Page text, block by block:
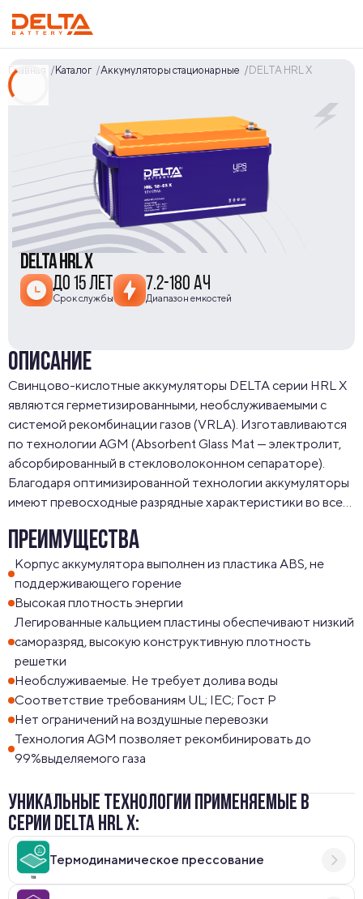
Главная Каталог Аккумуляторы стационарные DELTA HRL X
DELTA HRL X
ДО 15 ЛЕТ
Срок службы
7.2-180 АЧ
Диапазон емкостей
ОПИСАНИЕ
Свинцово-кислотные аккумуляторы DELTA серии HRL X
являются герметизированными, необслуживаемыми с
системой рекомбинации газов (VRLA). Изготавливаются
по технологии AGM (Absorbent Glass Mat — электролит,
абсорбированный в стекловолоконном сепараторе).
Благодаря оптимизированной технологии аккумуляторы
имеют превосходные разрядные характеристики во всем
Серия HRL Х относится к линейке DELTA UPS series,
разработанной специально для использования в
источниках бесперебойного питания ЦОД и серверных,
систем связи и другого оборудования. Серия отличается
повышенной надежностью и имеет cрок службы до 15 лет.
ПРЕИМУЩЕСТВА
Корпус аккумулятора выполнен из пластика ABS, не
поддерживающего горение
Высокая плотность энергии
Легированные кальцием пластины обеспечивают низкий
саморазряд, высокую конструктивную плотность
решетки
Необслуживаемые. Не требует долива воды
Соответствие требованиям UL; IEC; Гост Р
Нет ограничений на воздушные перевозки
Технология AGM позволяет рекомбинировать до
99%выделяемого газа
УНИКАЛЬНЫЕ ТЕХНОЛОГИИ ПРИМЕНЯЕМЫЕ В
СЕРИИ DELTA HRL X:
Термодинамическое прессование